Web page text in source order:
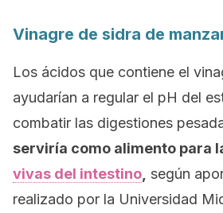
Vinagre de sidra de
Los ácidos que contiene el
ayudarían a regular el pH del
combatir las digestiones
serviría como alimento para
vivas del intestino según
realizado por la Universidad